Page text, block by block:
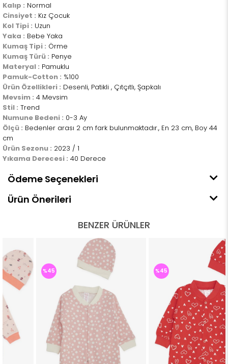
Kalıp : Normal
Cinsiyet : Kız Çocuk
Kol Tipi : Uzun
Yaka : Bebe Yaka
Kumaş Tipi : Örme
Kumaş Türü : Penye
Materyal : Pamuklu
Pamuk-Cotton : %100
Ürün Özellikleri : Desenli, Patikli , Çıtçıtlı, Şapkalı
Mevsim : 4 Mevsim
Stil : Trend
Numune Bedeni : 0-3 Ay
Ölçü : Bedenler arası 2 cm fark bulunmaktadır., En 23 cm, Boy 44
cm
Ürün Sezonu : 2023 / 1
Yıkama Derecesi : 40 Derece
Ödeme Seçenekleri
Ürün Önerileri
BENZER ÜRÜNLER
%45